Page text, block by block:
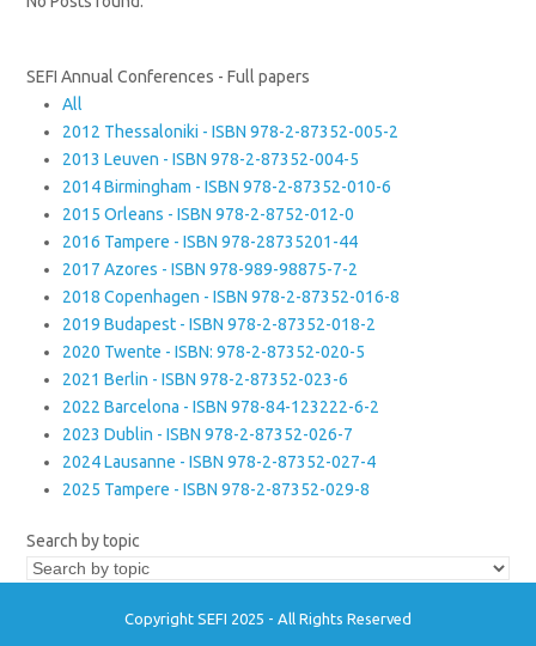
SEFI Annual Conferences - Full papers
All
2012 Thessaloniki - ISBN 978-2-87352-005-2
2013 Leuven - ISBN 978-2-87352-004-5
2014 Birmingham - ISBN 978-2-87352-010-6
2015 Orleans - ISBN 978-2-8752-012-0
2016 Tampere - ISBN 978-28735201-44
2017 Azores - ISBN 978-989-98875-7-2
2018 Copenhagen - ISBN 978-2-87352-016-8
2019 Budapest - ISBN 978-2-87352-018-2
2020 Twente - ISBN: 978-2-87352-020-5
2021 Berlin - ISBN 978-2-87352-023-6
2022 Barcelona - ISBN 978-84-123222-6-2
2023 Dublin - ISBN 978-2-87352-026-7
2024 Lausanne - ISBN 978-2-87352-027-4
2025 Tampere - ISBN 978-2-87352-029-8
Search by topic
Copyright SEFI 2025 - All Rights Reserved